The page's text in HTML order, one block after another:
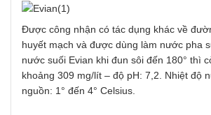
Được công nhận có tác dụng khác về
huyết mạch và được dùng làm nước pha
nước suối Evian khi đun sôi đến 180° thì
khoảng 309 mg/lít – độ pH: 7,2. Nhiệt độ
nguồn: 1° đến 4° Celsius.